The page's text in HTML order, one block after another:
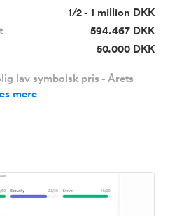
1/2 - 1 million DKK
594.467 DKK
50.000 DKK
lav symbolsk pris - Årets
mere